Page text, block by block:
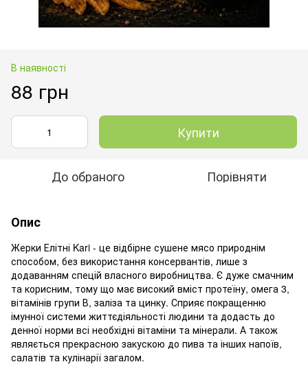
В наявності
88 грн
Купити
До обраного Порівняти
Опис
Жерки Елітні Kari - це відбірне сушене мясо природнім
способом, без використання консервантів, лише з
додаванням спецій власного виробництва. Є дуже смачним
та корисним, тому що має високий вміст протеїну, омега 3,
вітамінів групи В, заліза та цинку. Сприяє покращенню
імунної системи життєдіяльності людини та додасть до
денної норми всі необхідні вітаміни та мінерали. А також
являється прекрасною закускою до пива та інших напоїв,
салатів та кулінарії загалом.